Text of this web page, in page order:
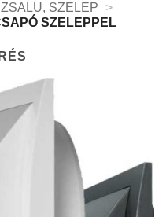
SZELEP
>
SZELEPPEL